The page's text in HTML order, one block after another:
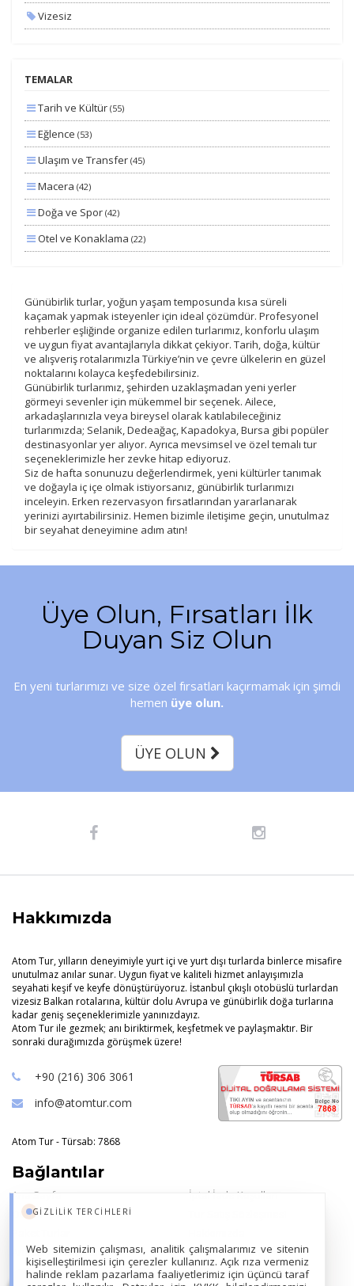
GIZLILIK TERCIHLERI
Web sitemizin çalışması, analitik çalışmalarımız ve sitenin
kişiselleştirilmesi için çerezler kullanırız. Açık rıza vermeniz
halinde reklam pazarlama faaliyetlerimiz için üçüncü taraf
Vizesiz
Planlanan
Otobüs Ile
Uçak Ile
Ekstralar Dahil
TEMALAR
Tarih ve Kültür (55)
Eğlence (53)
Ulaşım ve Transfer (45)
Macera (42)
Doğa ve Spor (42)
Otel ve Konaklama (22)
Lüks ve Konfor(8)
Aile ve Çocuklar(7)
Kayak ve Kış Sporları(5)
Ek Hizmetler
Romantizm ve Balayı(2)
Sağlık ve Güzellik(1)
Günübirlik turlar, yoğun yaşam temposunda kısa süreli
kaçamak yapmak isteyenler için ideal çözümdür. Profesyonel
rehberler eşliğinde organize edilen turlarımız, konforlu ulaşım
ve uygun fiyat avantajlarıyla dikkat çekiyor. Tarih, doğa, kültür
ve alışveriş rotalarımızla Türkiye’nin ve çevre ülkelerin en güzel
noktalarını kolayca keşfedebilirsiniz.
Günübirlik turlarımız, şehirden uzaklaşmadan yeni yerler
görmeyi sevenler için mükemmel bir seçenek. Ailece,
arkadaşlarınızla veya bireysel olarak katılabileceğiniz
turlarımızda; Selanik, Dedeağaç, Kapadokya, Bursa gibi popüler
destinasyonlar yer alıyor. Ayrıca mevsimsel ve özel temalı tur
seçeneklerimizle her zevke hitap ediyoruz.
Siz de hafta sonunuzu değerlendirmek, yeni kültürler tanımak
ve doğayla iç içe olmak istiyorsanız, günübirlik turlarımızı
inceleyin. Erken rezervasyon fırsatlarından yararlanarak
yerinizi ayırtabilirsiniz. Hemen bizimle iletişime geçin, unutulmaz
bir seyahat deneyimine adım atın!
Üye Olun, Fırsatları İlk
Duyan Siz Olun
En yeni turlarımızı ve size özel fırsatları kaçırmamak için şimdi
hemen üye olun.
ÜYE OLUN
Hakkımızda
Atom Tur, yılların deneyimiyle yurt içi ve yurt dışı turlarda binlerce misafire
unutulmaz anılar sunar. Uygun fiyat ve kaliteli hizmet anlayışımızla
seyahati keşif ve keyfe dönüştürüyoruz. İstanbul çıkışlı otobüslü turlardan
vizesiz Balkan rotalarına, kültür dolu Avrupa ve günübirlik doğa turlarına
kadar geniş seçeneklerimizle yanınızdayız.
Atom Tur ile gezmek; anı biriktirmek, keşfetmek ve paylaşmaktır. Bir
sonraki durağımızda görüşmek üzere!
+90 (216) 306 3061
info@atomtur.com
Atom Tur - Türsab: 7868
Bağlantılar
Ana Sayfa
Oteller
Ana Sayfa Bilgi Kutusu
İptal İade Koşulları
Çerez Kullanımı
KVKK Metni